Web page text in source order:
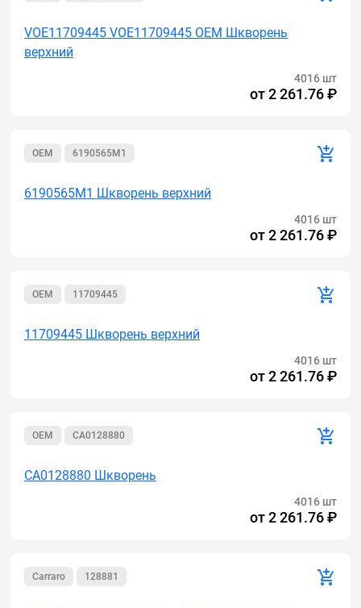
VOE11709445 VOE11709445 OEM Шкворень
верхний
4016 шт
от2 261.76 ₽
OEM 6190565M1
6190565M1 Шкворень верхний
4016 шт
от2 261.76 ₽
OEM 11709445
11709445 Шкворень верхний
4016 шт
от2 261.76 ₽
OEM CA0128880
CA0128880 Шкворень
4016 шт
от2 261.76 ₽
Carraro 128881